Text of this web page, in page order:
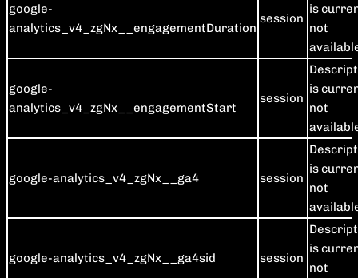
google-
analytics_v4_zgNx__engagementDuration
session
is
not
google-
analytics_v4_zgNx__engagementStart
session
is
not
google-analytics_v4_zgNx__ga4 session
is
not
google-analytics_v4_zgNx__ga4sid session
is
not